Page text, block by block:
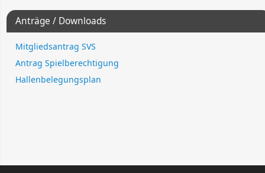
Anträge / Downloads
Mitgliedsantrag SVS
Antrag Spielberechtigung
Hallenbelegungsplan